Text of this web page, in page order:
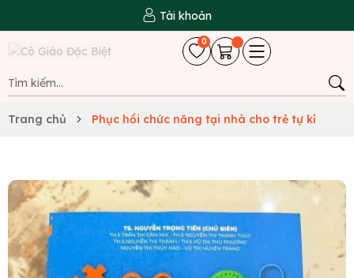
Tài khoản
0
Trang chủ Phục hồi chức năng tại nhà cho trẻ tự kỉ